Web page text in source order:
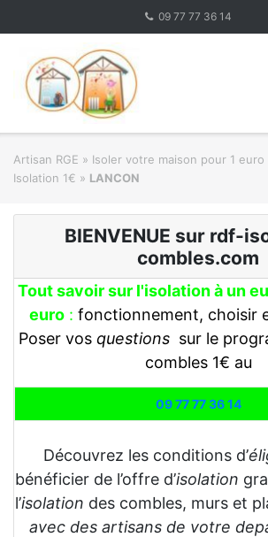
09 77 77 36 14
Artisan RGE » Isoler votre maison pour 1 euro
Isolation 1€ » LANCON
BIENVENUE sur rdf-
combles.com
Tout savoir sur l'isolation à un
euro : fonctionnement, choisir
Poser vos questions sur le
combles 1€ au
09 77 77 36 14
Découvrez les conditions d’
bénéficier de l’offre d’isolation
l’isolation des combles, murs et
avec des artisans de votre